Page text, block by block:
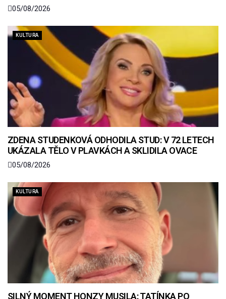
05/08/2026
KULTURA
ZDENA STUDENKOVÁ ODHODILA STUD: V 72 LETECH
UKÁZALA TĚLO V PLAVKÁCH A SKLIDILA OVACE
05/08/2026
KULTURA
SILNÝ MOMENT HONZY MUSILA: TATÍNKA PO